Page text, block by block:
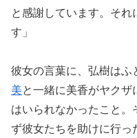
と感謝しています。そ
す」
彼女の言葉に、弘樹はふ
美と一緒に美香がヤク
はいられなかったこと。
ず彼女たちを助けに行っ